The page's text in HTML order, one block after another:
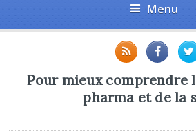
Menu
Pour mieux comprendre
pharma et de la